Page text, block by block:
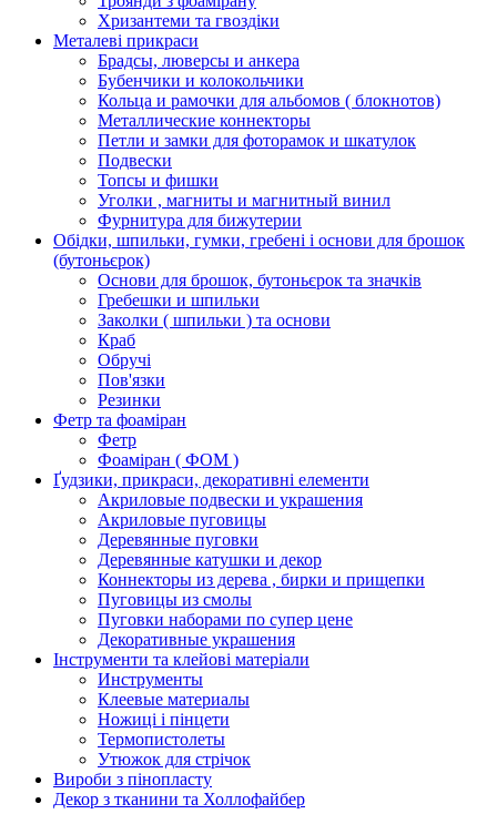
Хризантеми та гвоздіки
Металеві прикраси
Брадсы, люверсы и анкера
Бубенчики и колокольчики
Кольца и рамочки для альбомов ( блокнотов)
Металлические коннекторы
Петли и замки для фоторамок и шкатулок
Подвески
Топсы и фишки
Уголки , магниты и магнитный винил
Фурнитура для бижутерии
Обідки, шпильки, гумки, гребені і основи для брошок
(бутоньєрок)
Основи для брошок, бутоньєрок та значків
Гребешки и шпильки
Заколки ( шпильки ) та основи
Краб
Обручі
Пов'язки
Резинки
Фетр та фоаміран
Фетр
Фоаміран ( ФОМ )
Ґудзики, прикраси, декоративні елементи
Акриловые подвески и украшения
Акриловые пуговицы
Деревянные пуговки
Деревянные катушки и декор
Коннекторы из дерева , бирки и прищепки
Пуговицы из смолы
Пуговки наборами по супер цене
Декоративные украшения
Інструменти та клейові матеріали
Инструменты
Клеевые материалы
Ножиці і пінцети
Термопистолеты
Утюжок для стрічок
Вироби з пінопласту
Декор з тканини та Холлофайбер